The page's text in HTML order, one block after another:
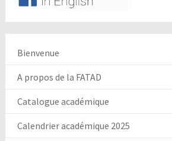
Bienvenue
A propos de la FATAD
Catalogue académique
Calendrier académique 2025